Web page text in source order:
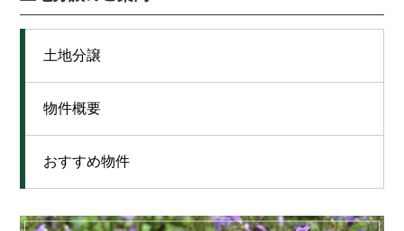
土地分譲
物件概要
おすすめ物件